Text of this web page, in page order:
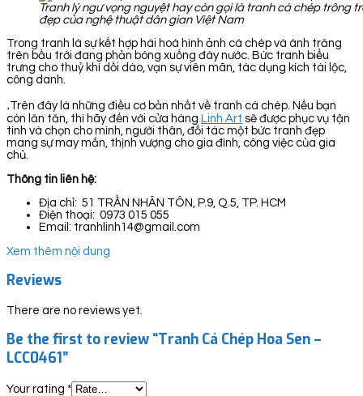
Tranh lý ngư vọng nguyệt hay còn gọi là tranh cá chép trông
đẹp của nghệ thuật dân gian Việt Nam
Trong tranh là sự kết hợp hài hoà hình ảnh cá chép và ánh trăng
trên bầu trời đang phản bóng xuống đáy nước. Bức tranh biểu
trưng cho thuỷ khí dồi dào, vạn sự viên mãn, tác dụng kích tài lộc,
công danh.
.Trên đây là những điều cơ bản nhất về tranh cá chép. Nếu bạn
còn lăn tăn, thì hãy đến với cửa hàng Linh Art sẽ được phục vụ tận
tình và chọn cho mình, người thân, đối tác một bức tranh đẹp
mang sự may mắn, thịnh vượng cho gia đình, công việc của gia
chủ.
Thông tin liên hệ:
Địa chỉ: 51 TRẦN NHÂN TÔN, P.9, Q.5, TP. HCM
Điện thoại: 0973 015 055
Email: tranhlinh14@gmail.com
Xem thêm nội dung
Reviews
There are no reviews yet.
Be the first to review “Tranh Cá Chép Hoa Sen –
LCC0461”
Your rating *